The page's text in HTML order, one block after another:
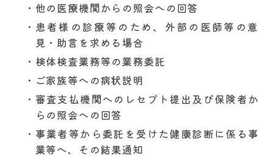
他の医療機関からの照会への回答
患者様の診療等のため、外部の医師等の意
見・助言を求める場合
検体検査業務等の業務委託
ご家族等への病状説明
審査支払機関へのレセプト提出及び保険者か
らの照会への回答
事業者等から委託を受けた健康診断に係る事
業等へ、その結果通知